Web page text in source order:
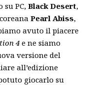
PC, Black Desert,
Pearl Abiss,
avuto il piacere
4 e ne siamo
versione del
all’edizione
giocarlo su